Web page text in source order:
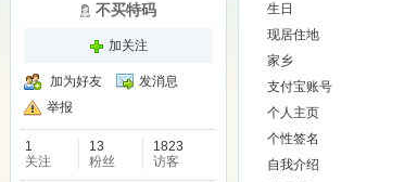
不买特码
加关注
加为好友
发消息
举报
1
关注
13
粉丝
1823
访客
生日
现居住地
家乡
支付宝账号
个人主页
个性签名
自我介绍